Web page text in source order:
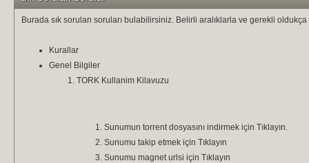
Burada sık sorulan soruları bulabilirsiniz. Belirli aralıklarla ve gerekli
Kurallar
Genel Bilgiler
TORK Kullanim Kilavuzu
Sunumun torrent dosyasını indirmek için Tıklayın.
Sunumu takip etmek için Tıklayın
Sunumu magnet urlsi için Tıklayın